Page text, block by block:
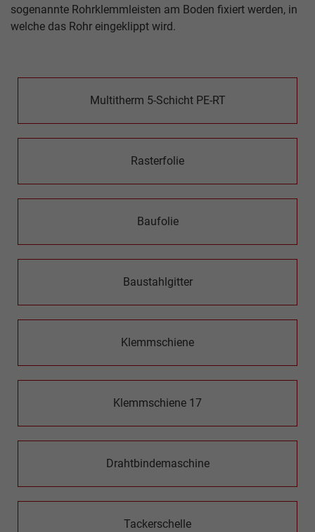
sogenannte Rohrklemmleisten am Boden fixiert werden, in
welche das Rohr eingeklippt wird.
Multitherm 5-Schicht PE-RT
Rasterfolie
Baufolie
Baustahlgitter
Klemmschiene
Klemmschiene 17
Drahtbindemaschine
Tackerschelle